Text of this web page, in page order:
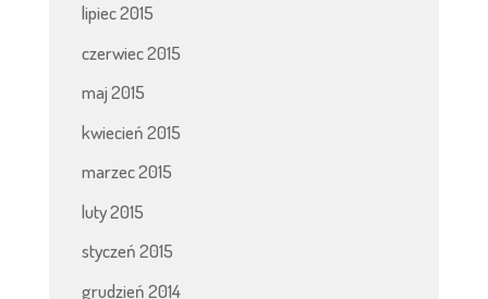
lipiec 2015
czerwiec 2015
maj 2015
kwiecień 2015
marzec 2015
luty 2015
styczeń 2015
grudzień 2014